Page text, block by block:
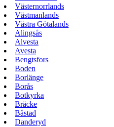
Västernorrlands
Västmanlands
Västra Götalands
Alingsås
Alvesta
Avesta
Bengtsfors
Boden
Borlänge
Borås
Botkyrka
Bräcke
Båstad
Danderyd